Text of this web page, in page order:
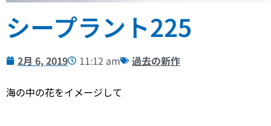
シープラント225
2月 6, 2019 11:12 am 過去の新作
海の中の花をイメージして